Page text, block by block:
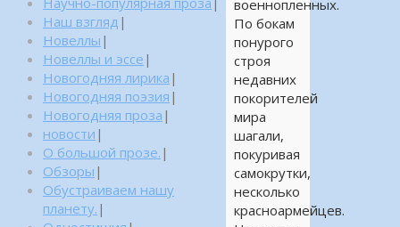
военнопленных.
По бокам
понурого
строя
недавних
покорителей
мира
шагали,
покуривая
самокрутки,
несколько
красноармейцев.
Наш взгляд |
Новеллы |
Новеллы и эссе |
Новогодняя лирика |
Новогодняя поэзия |
Новогодняя проза |
новости |
О большой прозе. |
Обзоры |
Обустраиваем нашу
планету. |